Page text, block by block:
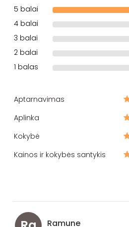
5 balai
4 balai
3 balai
2 balai
1 balas
Aptarnavimas
Aplinka
Kokybė
Kainos ir kokybės santykis
Ramune